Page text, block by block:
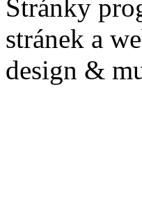
Stránky
stránek a
design &